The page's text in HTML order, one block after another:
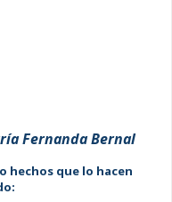
Fernanda Bernal
hechos que lo hacen